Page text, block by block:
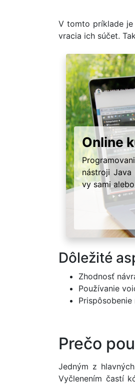
V tomto príklade
vracia ich súčet.
Online
nástroji
vy sami
Dôležité
Zhodnosť
Používanie
Prečo
Jedným z
Vyčlenením častí